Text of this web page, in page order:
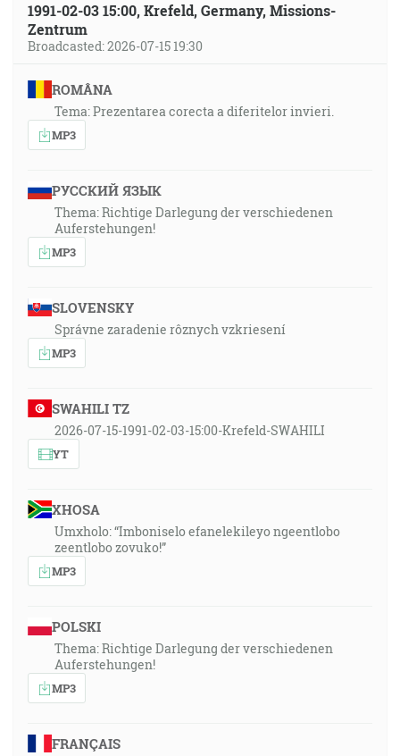
1991-02-03 15:00, Krefeld, Germany, Missions-
Zentrum
Broadcasted: 2026-07-15 19:30
ROMÂNA
Tema: Prezentarea corecta a diferitelor invieri.
MP3
РУССКИЙ ЯЗЫК
Thema: Richtige Darlegung der verschiedenen
Auferstehungen!
MP3
SLOVENSKY
Správne zaradenie rôznych vzkriesení
MP3
SWAHILI TZ
2026-07-15-1991-02-03-15:00-Krefeld-SWAHILI
YT
XHOSA
Umxholo: “Imboniselo efanelekileyo ngeentlobo
zeentlobo zovuko!”
MP3
POLSKI
Thema: Richtige Darlegung der verschiedenen
Auferstehungen!
MP3
FRANÇAIS